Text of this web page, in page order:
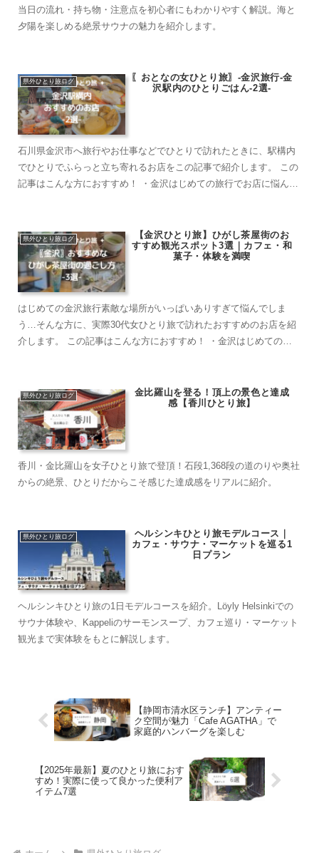
当日の流れ・持ち物・注意点を初心者にもわかりやすく解説。海と
夕陽を楽しめる絶景サウナの魅力を紹介します。
県外ひとり旅ログ
〖おとなの女ひとり旅〗-金沢旅行-金
沢駅内のひとりごはん-2選-
石川県金沢市へ旅行やお仕事などでひとりで訪れたときに、駅構内
でひとりでふらっと立ち寄れるお店をこの記事で紹介します。 この
記事はこんな方におすすめ！ ・金沢はじめての旅行でお店に悩んで
県外ひとり旅ログ
【金沢ひとり旅】ひがし茶屋街のお
すすめ観光スポット3選｜カフェ・和
菓子・体験を満喫
はじめての金沢旅行素敵な場所がいっぱいありすぎて悩んでしま
う…そんな方に、実際30代女ひとり旅で訪れたおすすめのお店を紹
介します。 この記事はこんな方におすすめ！ ・金沢はじめての旅
県外ひとり旅ログ
金比羅山を登る！頂上の景色と達成
感【香川ひとり旅】
香川・金比羅山を女子ひとり旅で登頂！石段1,368段の道のりや奥社
からの絶景、ひとりだからこそ感じた達成感をリアルに紹介。
県外ひとり旅ログ
ヘルシンキひとり旅モデルコース｜
カフェ・サウナ・マーケットを巡る1
日プラン
ヘルシンキひとり旅の1日モデルコースを紹介。Löyly Helsinkiでの
サウナ体験や、Kappeliのサーモンスープ、カフェ巡り・マーケット
観光まで実体験をもとに解説します。
【静岡市清水区ランチ】アンティー
ク空間が魅力「Cafe AGATHA」で
家庭的ハンバーグを楽しむ
【2025年最新】夏のひとり旅におす
すめ！実際に使って良かった便利ア
イテム7選